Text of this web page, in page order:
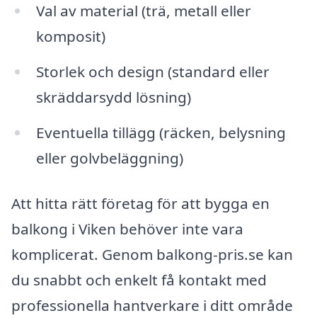
Val av material (trä, metall eller
komposit)
Storlek och design (standard eller
skräddarsydd lösning)
Eventuella tillägg (räcken, belysning
eller golvbeläggning)
Att hitta rätt företag för att bygga en
balkong i Viken behöver inte vara
komplicerat. Genom balkong-pris.se kan
du snabbt och enkelt få kontakt med
professionella hantverkare i ditt område